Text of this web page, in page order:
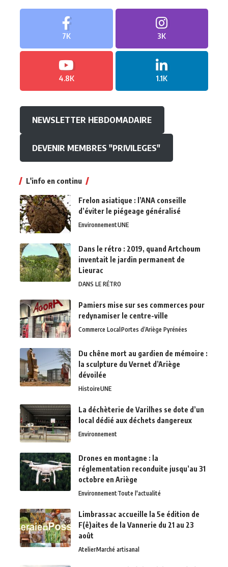
7K 3K
4.8K 1.1K
NEWSLETTER HEBDOMADAIRE
DEVENIR MEMBRES "PRIVILEGES"
L'info en continu
Frelon asiatique : l’ANA conseille
d’éviter le piégeage généralisé
EnvironnementUNE
Dans le rétro : 2019, quand Artchoum
inventait le jardin permanent de
Lieurac
DANS LE RÉTRO
Pamiers mise sur ses commerces pour
redynamiser le centre-ville
Commerce Local Portes d’Ariège Pyrénées
Du chêne mort au gardien de mémoire :
la sculpture du Vernet d’Ariège
dévoilée
HistoireUNE
La déchèterie de Varilhes se dote d’un
local dédié aux déchets dangereux
Environnement
Drones en montagne : la
réglementation reconduite jusqu’au 31
octobre en Ariège
EnvironnementToute l'actualité
Limbrassac accueille la 5e édition de
F(ê)aites de la Vannerie du 21 au 23
août
AtelierMarché artisanal